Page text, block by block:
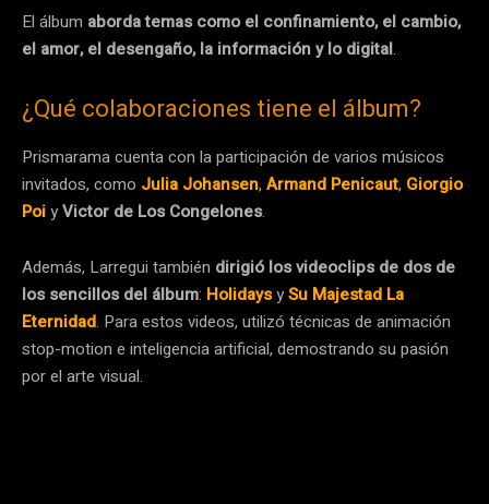
El álbum aborda temas como el confinamiento, el cambio,
el amor, el desengaño, la información y lo digital.
¿Qué colaboraciones tiene el álbum?
Prismarama cuenta con la participación de varios músicos
invitados, como Julia Johansen, Armand Penicaut, Giorgio
PoiyVictor de Los Congelones.
Además, Larregui también dirigió los videoclips de dos de
los sencillos del álbum: HolidaysySu Majestad La
Eternidad. Para estos videos, utilizó técnicas de animación
stop-motion e inteligencia artificial, demostrando su pasión
por el arte visual.